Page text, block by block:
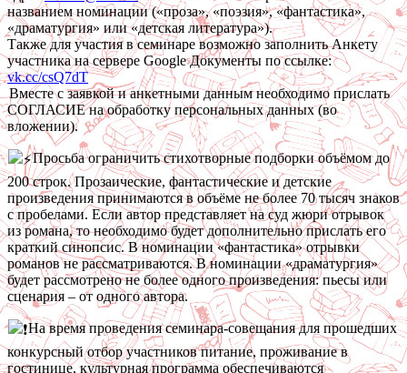
названием номинации («проза», «поэзия», «фантастика»,
«драматургия» или «детская литература»).
Также для участия в семинаре возможно заполнить Анкету
участника на сервере Google Документы по ссылке:
vk.cc/csQ7dT
Вместе с заявкой и анкетными данным необходимо прислать
СОГЛАСИЕ на обработку персональных данных (во
вложении).
Просьба ограничить стихотворные подборки объёмом до
200 строк. Прозаические, фантастические и детские
произведения принимаются в объёме не более 70 тысяч знаков
с пробелами. Если автор представляет на суд жюри отрывок
из романа, то необходимо будет дополнительно прислать его
краткий синопсис. В номинации «фантастика» отрывки
романов не рассматриваются. В номинации «драматургия»
будет рассмотрено не более одного произведения: пьесы или
сценария – от одного автора.
На время проведения семинара-совещания для прошедших
конкурсный отбор участников питание, проживание в
гостинице, культурная программа обеспечиваются